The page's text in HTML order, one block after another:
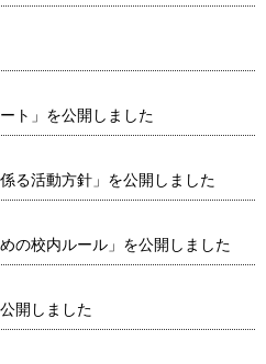
ト」を公開しました
る活動方針」を公開しました
の校内ルール」を公開しました
開しました